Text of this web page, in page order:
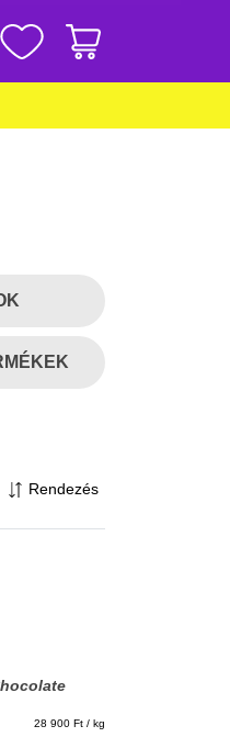
Rendezés
28 900 Ft / kg